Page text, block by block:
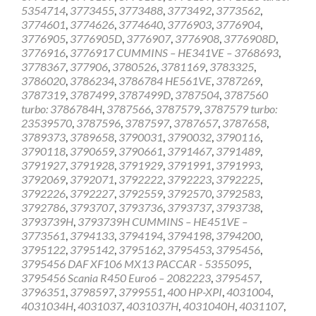
5354714, 3773455, 3773488, 3773492, 3773562,
3774601, 3774626, 3774640, 3776903, 3776904,
3776905, 3776905D, 3776907, 3776908, 3776908D,
3776916, 3776917 CUMMINS – HE341VE – 3768693,
3778367, 377906, 3780526, 3781169, 3783325,
3786020, 3786234, 3786784 HE561VE, 3787269,
3787319, 3787499, 3787499D, 3787504, 3787560
turbo: 3786784H, 3787566, 3787579, 3787579 turbo:
23539570, 3787596, 3787597, 3787657, 3787658,
3789373, 3789658, 3790031, 3790032, 3790116,
3790118, 3790659, 3790661, 3791467, 3791489,
3791927, 3791928, 3791929, 3791991, 3791993,
3792069, 3792071, 3792222, 3792223, 3792225,
3792226, 3792227, 3792559, 3792570, 3792583,
3792786, 3793707, 3793736, 3793737, 3793738,
3793739H, 3793739H CUMMINS – HE451VE –
3773561, 3794133, 3794194, 3794198, 3794200,
3795122, 3795142, 3795162, 3795453, 3795456,
3795456 DAF XF106 MX13 PACCAR - 5355095,
3795456 Scania R450 Euro6 – 2082223, 3795457,
3796351, 3798597, 3799551,400 HP-XPI,4031004,
4031034H,4031037,4031037H,4031040H,4031107,